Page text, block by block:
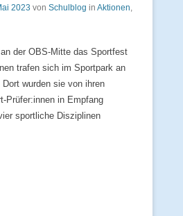
2023 von Schulblog in Aktionen,
der OBS-Mitte das Sportfest
trafen sich im Sportpark an
wurden sie von ihren
Prüfer:innen in Empfang
sportliche Disziplinen